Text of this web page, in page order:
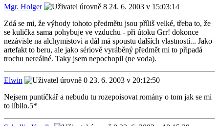
Mgr. Holger
24. 6. 2003 v 15:03:14
Zdá se mi, že výhody tohoto předmětu jsou příliš velké, třeba to, že
se kulička sama pohybuje ve vzduchu - při útoku Grr! dokonce
nezávisle na alchymistovi a dál má spoustu dalších vlastností... Jako
artefakt to beru, ale jako sériově vyráběný předmět mi to připadá
trochu nereálné. Taky jsem nepochopil (ne voda).
Elwin
23. 6. 2003 v 20:12:50
Nejsem puntíčkář a nebudu tu rozepoisovat romány o tom jak se mi
to líbilo.5*